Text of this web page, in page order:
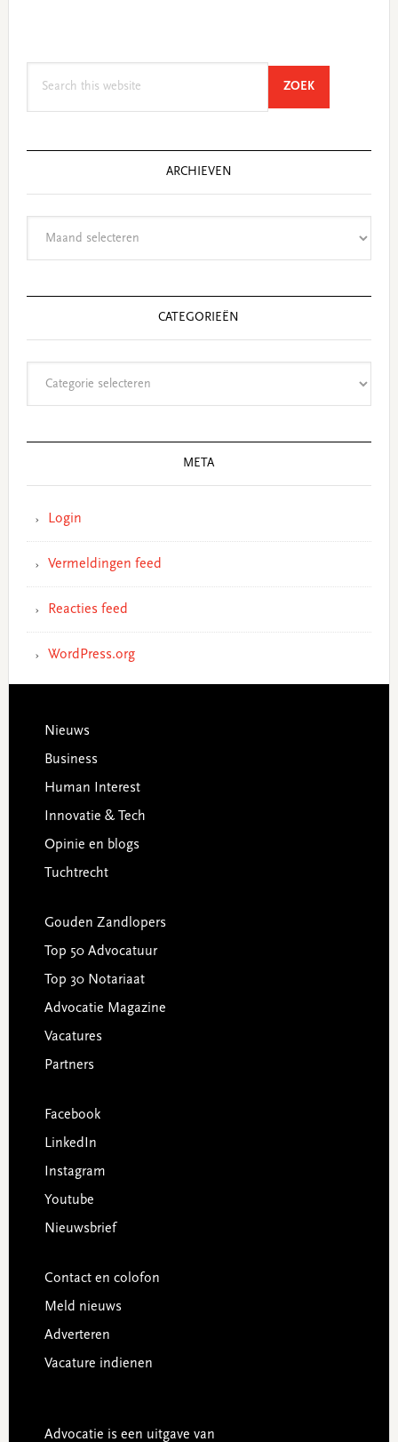
ZOEKSEARCH
ARCHIEVEN
CATEGORIEËN
META
Login
Vermeldingen feed
Reacties feed
WordPress.org
Footer
Nieuws
Business
Human Interest
Innovatie & Tech
Opinie en blogs
Tuchtrecht
Gouden Zandlopers
Top 50 Advocatuur
Top 30 Notariaat
Advocatie Magazine
Vacatures
Partners
Facebook
LinkedIn
Instagram
Youtube
Nieuwsbrief
Contact en colofon
Meld nieuws
Adverteren
Vacature indienen
Advocatie is een uitgave van